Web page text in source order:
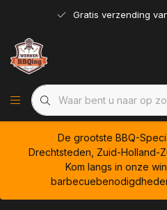
Gratis verzending
De grootste BBQ-
Drechtsteden, Zuid-Holland-
Kom langs in onze